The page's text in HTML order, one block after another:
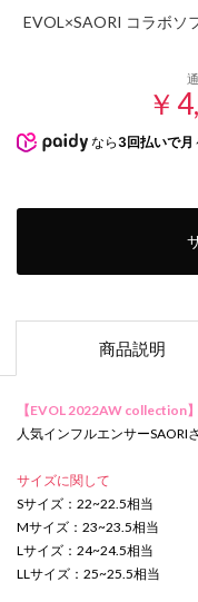
EVOL×SAORI コラボソ
￥
なら 3回払いで
商品説明
【EVOL 2022AW collection】
人気インフルエンサーSAORI
サイズに関して
Sサイズ：22~22.5相当
Mサイズ：23~23.5相当
Lサイズ：24~24.5相当
LLサイズ：25~25.5相当